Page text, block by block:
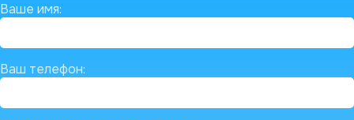
Ваше имя:
Ваш телефон: